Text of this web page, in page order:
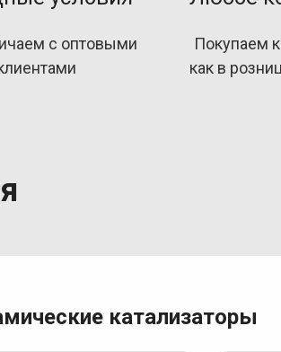
с оптовыми
Покупаем
как в
катализаторы